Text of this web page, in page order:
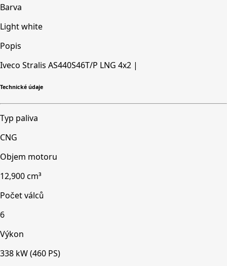
Barva
Light white
Popis
Iveco Stralis AS440S46T/P LNG 4x2 |
Technické údaje
Typ paliva
CNG
Objem motoru
12,900 cm³
Počet válců
6
Výkon
338 kW (460 PS)